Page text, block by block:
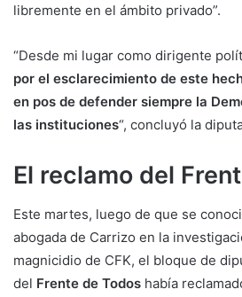
libremente en el ámbito privado”.
“Desde mi lugar como dirigente
por el esclarecimiento de este
en pos de defender siempre la
las instituciones“, concluyó la
El reclamo del
Este martes, luego de que se
abogada de Carrizo en la
magnicidio de CFK, el bloque de
del Frente de Todos había